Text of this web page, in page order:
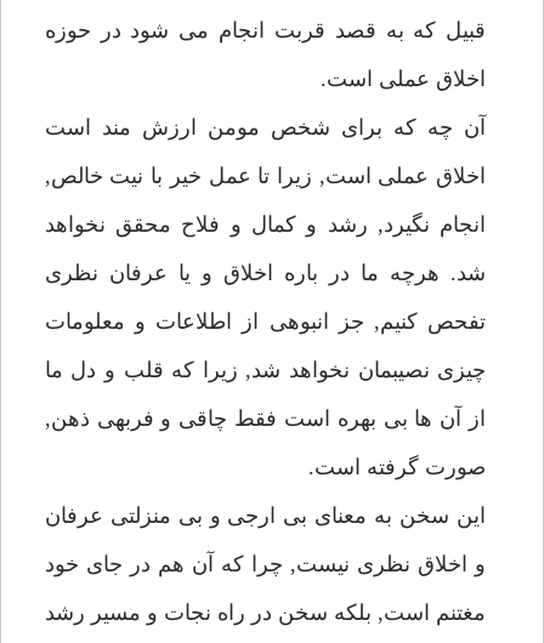
قبيل كه به قصد قربت انجام مى شود در حوزه
اخلاق عملى است.
آن چه كه براى شخص مومن ارزش مند است
اخلاق عملى است, زيرا تا عمل خير با نيت خالص,
انجام نگيرد, رشد و كمال و فلاح محقق نخواهد
شد. هرچه ما در باره اخلاق و يا عرفان نظرى
تفحص كنيم, جز انبوهى از اطلاعات و معلومات
چيزى نصيبمان نخواهد شد, زيرا كه قلب و دل ما
از آن ها بى بهره است فقط چاقى و فربهى ذهن,
صورت گرفته است.
اين سخن به معناى بى ارجى و بى منزلتى عرفان
و اخلاق نظرى نيست, چرا كه آن هم در جاى خود
مغتنم است, بلكه سخن در راه نجات و مسير رشد